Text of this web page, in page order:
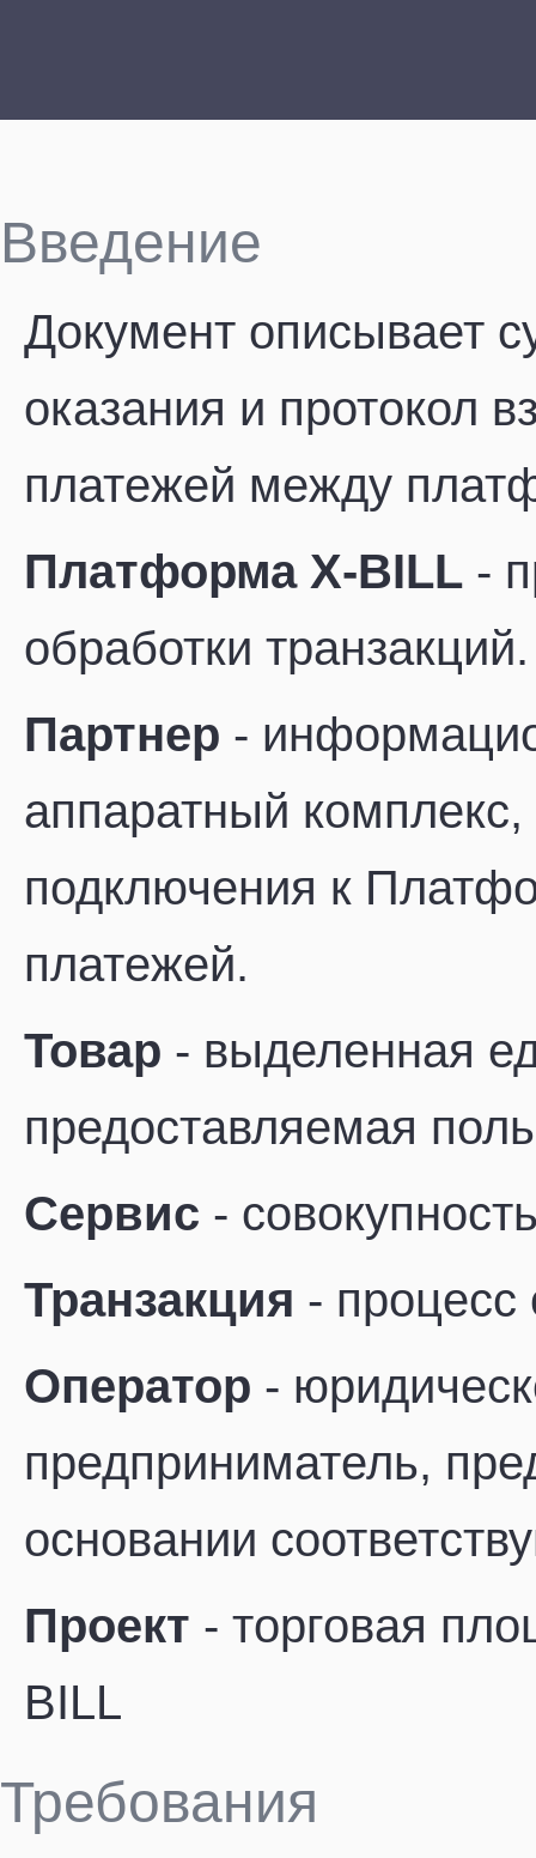
Введение
Документ описывает
оказания и протокол
платежей между
Платформа X-BILL -
обработки транзакций.
Партнер -
аппаратный
подключения к
платежей.
Товар - выделенная
предоставляемая
Сервис -
Транзакция -
Оператор -
предприниматель,
основании
Проект - торговая
BILL
Требования